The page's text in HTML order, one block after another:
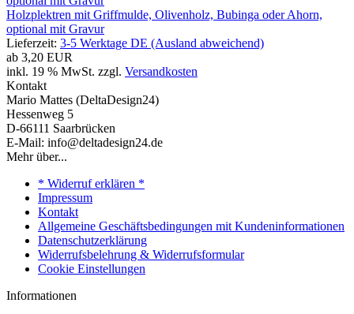
Holzplektren mit Griffmulde, Olivenholz, Bubinga oder Ahorn,
optional mit Gravur
Lieferzeit: 3-5 Werktage DE (Ausland abweichend)
ab 3,20 EUR
inkl. 19 % MwSt. zzgl. Versandkosten
Kontakt
Mario Mattes (DeltaDesign24)
Hessenweg 5
D-66111 Saarbrücken
E-Mail: info@deltadesign24.de
Mehr über...
* Widerruf erklären *
Impressum
Kontakt
Allgemeine Geschäftsbedingungen mit Kundeninformationen
Datenschutzerklärung
Widerrufsbelehrung & Widerrufsformular
Cookie Einstellungen
Informationen